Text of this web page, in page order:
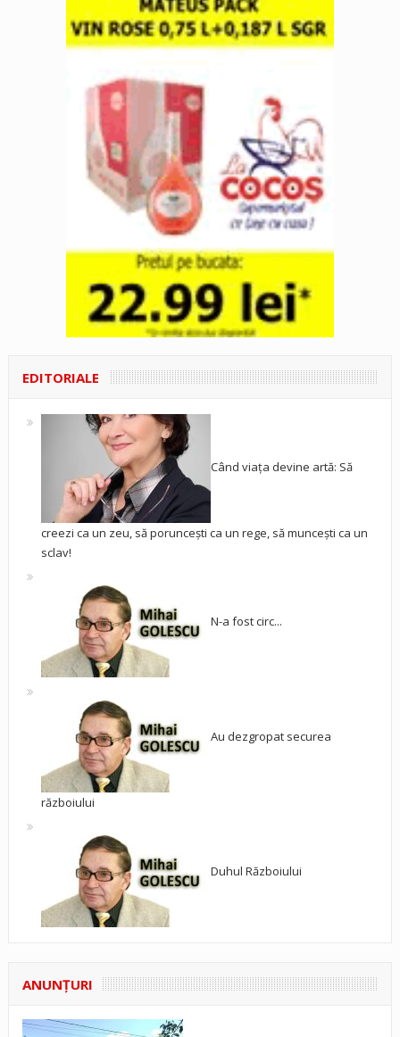
EDITORIALE
Când viața devine artă: Să
creezi ca un zeu, să poruncești ca un rege, să muncești ca un
sclav!
N-a fost circ...
Au dezgropat securea
războiului
Duhul Războiului
ANUNŢURI